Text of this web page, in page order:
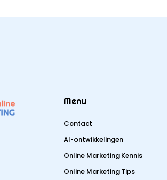
Menu
Contact
AI-ontwikkelingen
Online Marketing Kennis
Online Marketing Tips